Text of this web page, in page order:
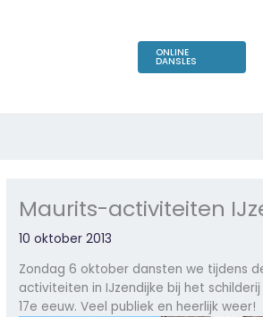
ONLINE
DANSLES
Maurits-activiteiten
10 oktober 2013
Zondag 6 oktober dansten we tijdens
activiteiten in IJzendijke bij het schilderij
17e eeuw. Veel publiek en heerlijk weer!